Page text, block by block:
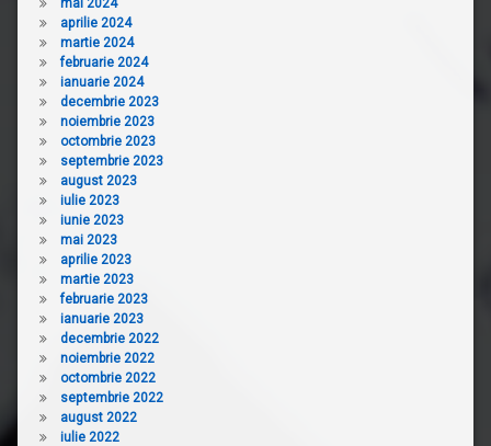
mai 2024
aprilie 2024
martie 2024
februarie 2024
ianuarie 2024
decembrie 2023
noiembrie 2023
octombrie 2023
septembrie 2023
august 2023
iulie 2023
iunie 2023
mai 2023
aprilie 2023
martie 2023
februarie 2023
ianuarie 2023
decembrie 2022
noiembrie 2022
octombrie 2022
septembrie 2022
august 2022
iulie 2022